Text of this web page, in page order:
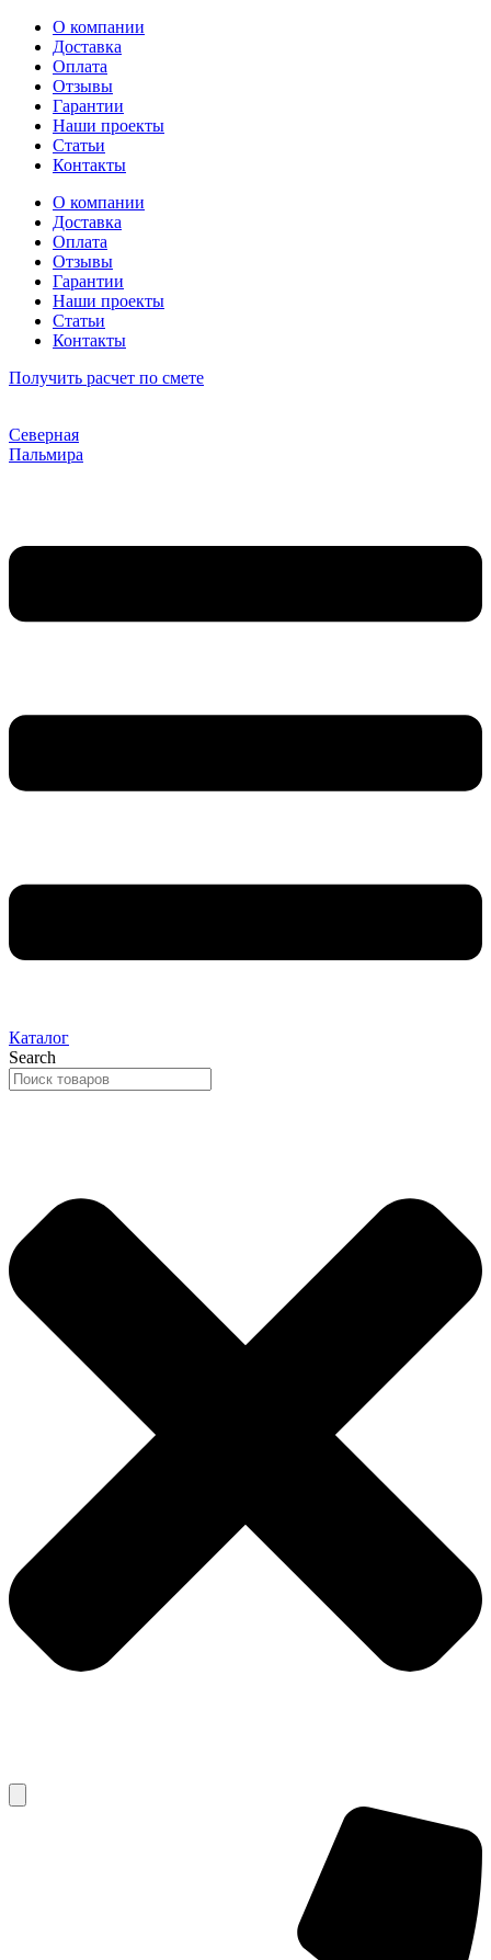
Перейти
содержимому
О компании
Доставка
Оплата
Отзывы
Гарантии
Наши проекты
Статьи
Контакты
О компании
Доставка
Оплата
Отзывы
Гарантии
Наши проекты
Статьи
Контакты
Получить расчет по смете
Северная
Пальмира
Каталог
Search